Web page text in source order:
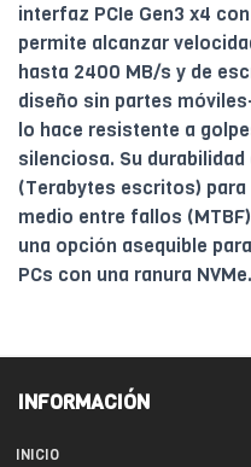
interfaz PCIe Gen3 x4
permite alcanzar
hasta 2400 MB/s y de
diseño sin partes
lo hace resistente a
silenciosa. Su
(Terabytes escritos)
medio entre fallos
una opción asequible
PCs con una ranura NVMe.
INFORMACIÓN
INICIO